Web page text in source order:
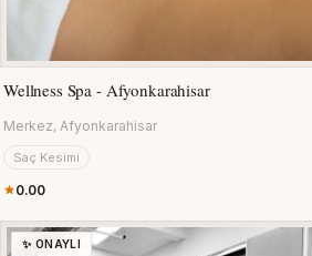
Wellness Spa - Afyonkarahisar
Merkez, Afyonkarahisar
Saç Kesimi
0.00
✨ ONAYLI